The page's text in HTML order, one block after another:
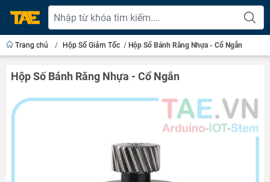
Trang chủ / Hộp Số Giảm Tốc / Hộp Số Bánh Răng Nhựa - Cổ Ngắn
Hộp Số Bánh Răng Nhựa - Cổ Ngắn